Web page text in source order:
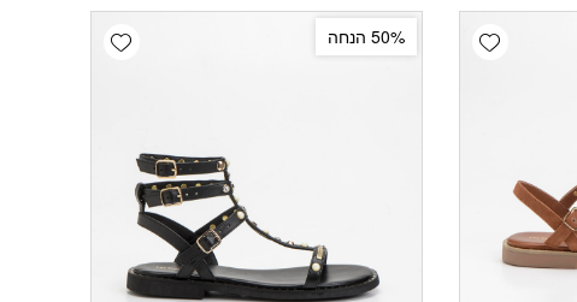
Add wishlist
Add wishlist 50% הנחה